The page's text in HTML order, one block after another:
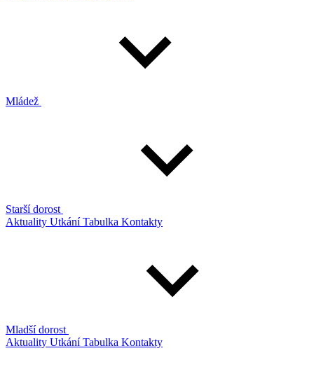
Mládež
Starší dorost
Aktuality UtkáníTabulka Kontakty
Mladší dorost
Aktuality UtkáníTabulka Kontakty